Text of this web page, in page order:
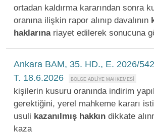
ortadan kaldırma kararından sonra
oranına ilişkin rapor alınıp davalının
haklarınariayet edilerek sonucuna
Ankara BAM, 35. HD., E. 2026/
T. 18.6.2026
kişilerin kusuru oranında indirim
gerektiğini, yerel mahkeme kararı
usuli kazanılmış hakkın dikkate
kaza